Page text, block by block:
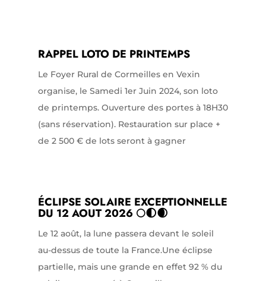
RAPPEL LOTO DE PRINTEMPS
Le Foyer Rural de Cormeilles en Vexin
organise, le Samedi 1er Juin 2024, son loto
de printemps. Ouverture des portes à 18H30
(sans réservation). Restauration sur place +
de 2 500 € de lots seront à gagner
ÉCLIPSE SOLAIRE EXCEPTIONNELLE
DU 12 AOUT 2026 🌕🌓🌒
Le 12 août, la lune passera devant le soleil
au-dessus de toute la France.Une éclipse
partielle, mais une grande en effet 92 % du